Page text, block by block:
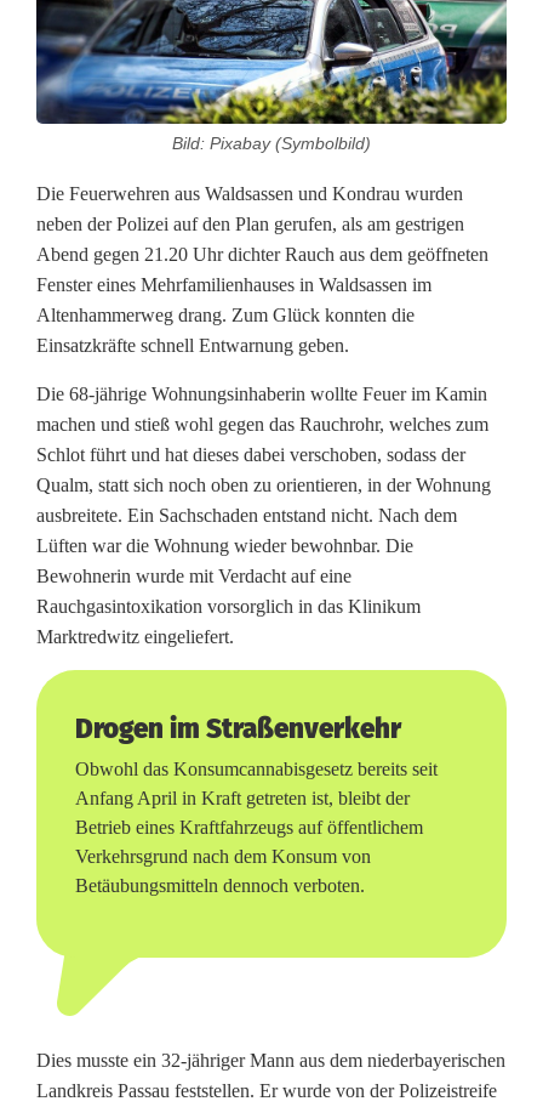
n
a
b
s
i
m
S
t
r
a
ß
e
n
e
r
d
Bild: Pixabay (Symbolbild)
Die Feuerwehren aus Waldsassen und Kondrau wurden
neben der Polizei auf den Plan gerufen, als am gestrigen
Abend gegen 21.20 Uhr dichter Rauch aus dem geöffneten
Fenster eines Mehrfamilienhauses in Waldsassen im
Altenhammerweg drang. Zum Glück konnten die
Einsatzkräfte schnell Entwarnung geben.
Die 68-jährige Wohnungsinhaberin wollte Feuer im Kamin
machen und stieß wohl gegen das Rauchrohr, welches zum
Schlot führt und hat dieses dabei verschoben, sodass der
Qualm, statt sich noch oben zu orientieren, in der Wohnung
ausbreitete. Ein Sachschaden entstand nicht. Nach dem
Lüften war die Wohnung wieder bewohnbar. Die
Bewohnerin wurde mit Verdacht auf eine
Rauchgasintoxikation vorsorglich in das Klinikum
Marktredwitz eingeliefert.
Drogen im Straßenverkehr
Obwohl das Konsumcannabisgesetz bereits seit
Anfang April in Kraft getreten ist, bleibt der
Betrieb eines Kraftfahrzeugs auf öffentlichem
Verkehrsgrund nach dem Konsum von
Betäubungsmitteln dennoch verboten.
Dies musste ein 32-jähriger Mann aus dem niederbayerischen
Landkreis Passau feststellen. Er wurde von der Polizeistreife